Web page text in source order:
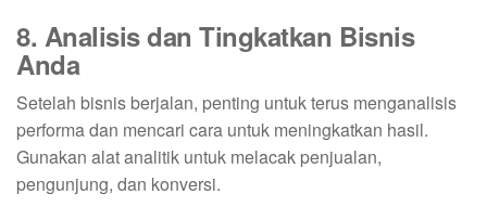
8. Analisis dan Tingkatkan Bisnis
Anda
Setelah bisnis berjalan, penting untuk terus menganalisis
performa dan mencari cara untuk meningkatkan hasil.
Gunakan alat analitik untuk melacak penjualan,
pengunjung, dan konversi.